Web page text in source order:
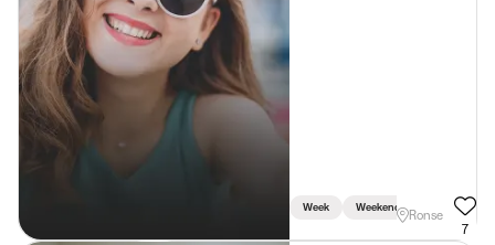
Week Weekend Vakantie
Ronse
7